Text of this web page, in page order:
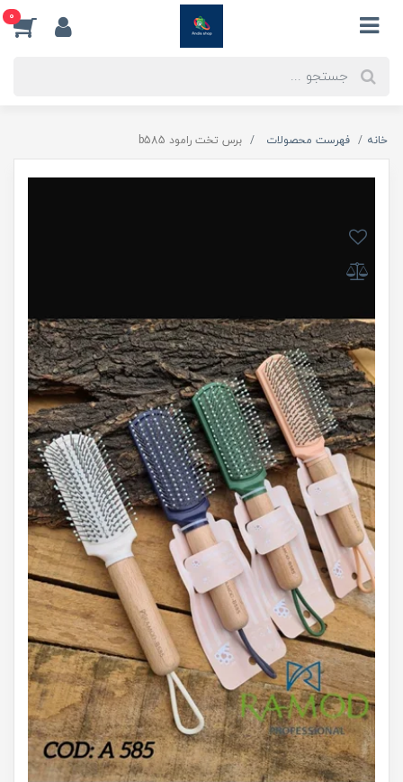
0
خانه فهرست محصولات برس تخت رامود b585